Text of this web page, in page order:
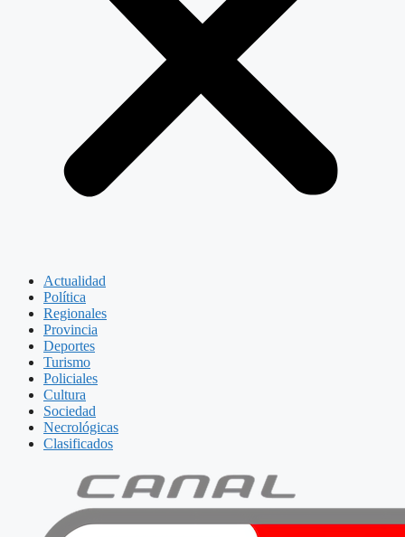
Actualidad
Política
Regionales
Provincia
Deportes
Turismo
Policiales
Cultura
Sociedad
Necrológicas
Clasificados